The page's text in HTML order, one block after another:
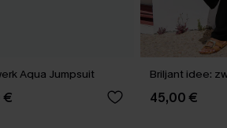
Aqua Jumpsuit
€
Briljant idee:
45,00 €